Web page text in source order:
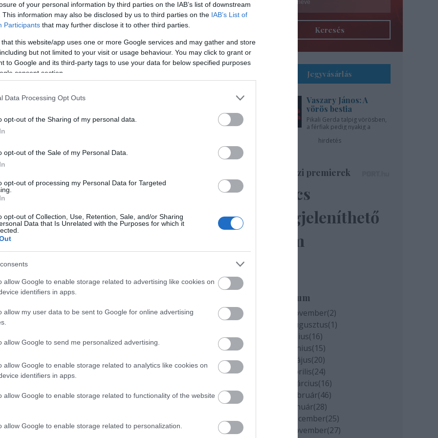
of your personal information by third parties on the IAB’s list of downstream
This information may also be disclosed by us to third parties on the IAB’s List of
Participants that may further disclose it to other third parties.
that this website/app uses one or more Google services and may gather and store
but not limited to your visit or usage behaviour. You may click to grant or
to Google and its third-party tags to use your data for below specified purposes
consent section.
Data Processing Opt Outs
opt-out of the Sharing of my personal data.
opt-out of the Sale of my Personal Data.
opt-out of processing my Personal Data for Targeted
opt-out of Collection, Use, Retention, Sale, and/or Sharing
Data that Is Unrelated with the Purposes for which it
allow Google to enable storage related to advertising like cookies on
identifiers in apps.
allow my user data to be sent to Google for online advertising
allow Google to send me personalized advertising.
allow Google to enable storage related to analytics like cookies on
identifiers in apps.
allow Google to enable storage related to functionality of the website
allow Google to enable storage related to personalization.
Sodró Eliza: "Színészként a katarzist nem
tudjuk garantálni"
„Ilyen rendkívüli és teljesen egyedi helyzettel
még nem kellett szembenéznünk.”
terjedését megakadályozó és érthető kormányzati
Őze Áron: „a színház élő műfaj, amelynek varázsa
A Bartók Kamaraszínház és Művészetek Háza
Magyarországon elsőként előleget fizet jövedelem
bevezetett korlátozások időszaka alatt.
Kovács András Péter: „Mindig átéreztem a
humoristák társadalmi felelősségvállalásának
leghatásosabban szólította meg az embereket a
András Péter karantén slágerével, amely pillanatok
Keresés
Jegyvásárlás
Vaszary János: A
vörös bestia
Pikali Gerda talpig vörösben,
a férfiak pedig nyakig a
hirdetés
Színházi premierek
Nincs
megjeleníthető
elem
Archívum
2020 november(2)
2020 augusztus(1)
2020 július(16)
2020 június(15)
2020 május(20)
2020 április(24)
2020 március(16)
2020 február(46)
2020 január(28)
2019 december(25)
2019 november(27)